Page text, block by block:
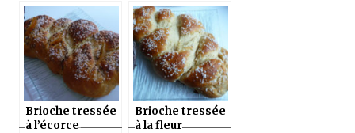
Brioche tressée
à l’écorce
Brioche tressée
à la fleur